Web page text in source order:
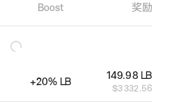
Boost 奖励
+20% LB 149.98 LB
$3 332.56